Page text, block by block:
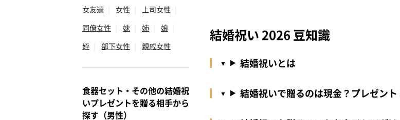
女友達 女性 上司女性
同僚女性
妹 姉 娘
姪
部下女性 親戚女性
食器セット・その他の結婚祝
いプレゼントを贈る相手から
探す（男性）
結婚祝い 2026 豆知識
結婚祝いとは
結婚祝いで贈るのは現金？プレゼント